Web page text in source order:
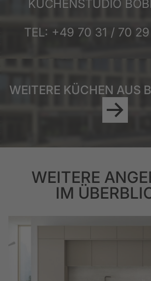
BezeichnungLancellotti
Absaugeleistung bis 850
Energieklasse A
reversibel: absaugend/filtrierend
KÜCHENSTUDIO
TEL: +49 70 31 / 70
WEITERE KÜCHEN AUS
WEITERE
IM